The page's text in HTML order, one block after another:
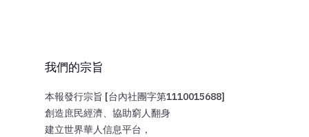
我們的宗旨
本報發行宗旨 [台內社團字第1110015688]
創造庶民經濟、協助窮人翻身
建立世界華人信息平台，